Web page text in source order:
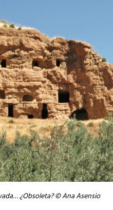
¿Obsoleta? © Ana Asensio